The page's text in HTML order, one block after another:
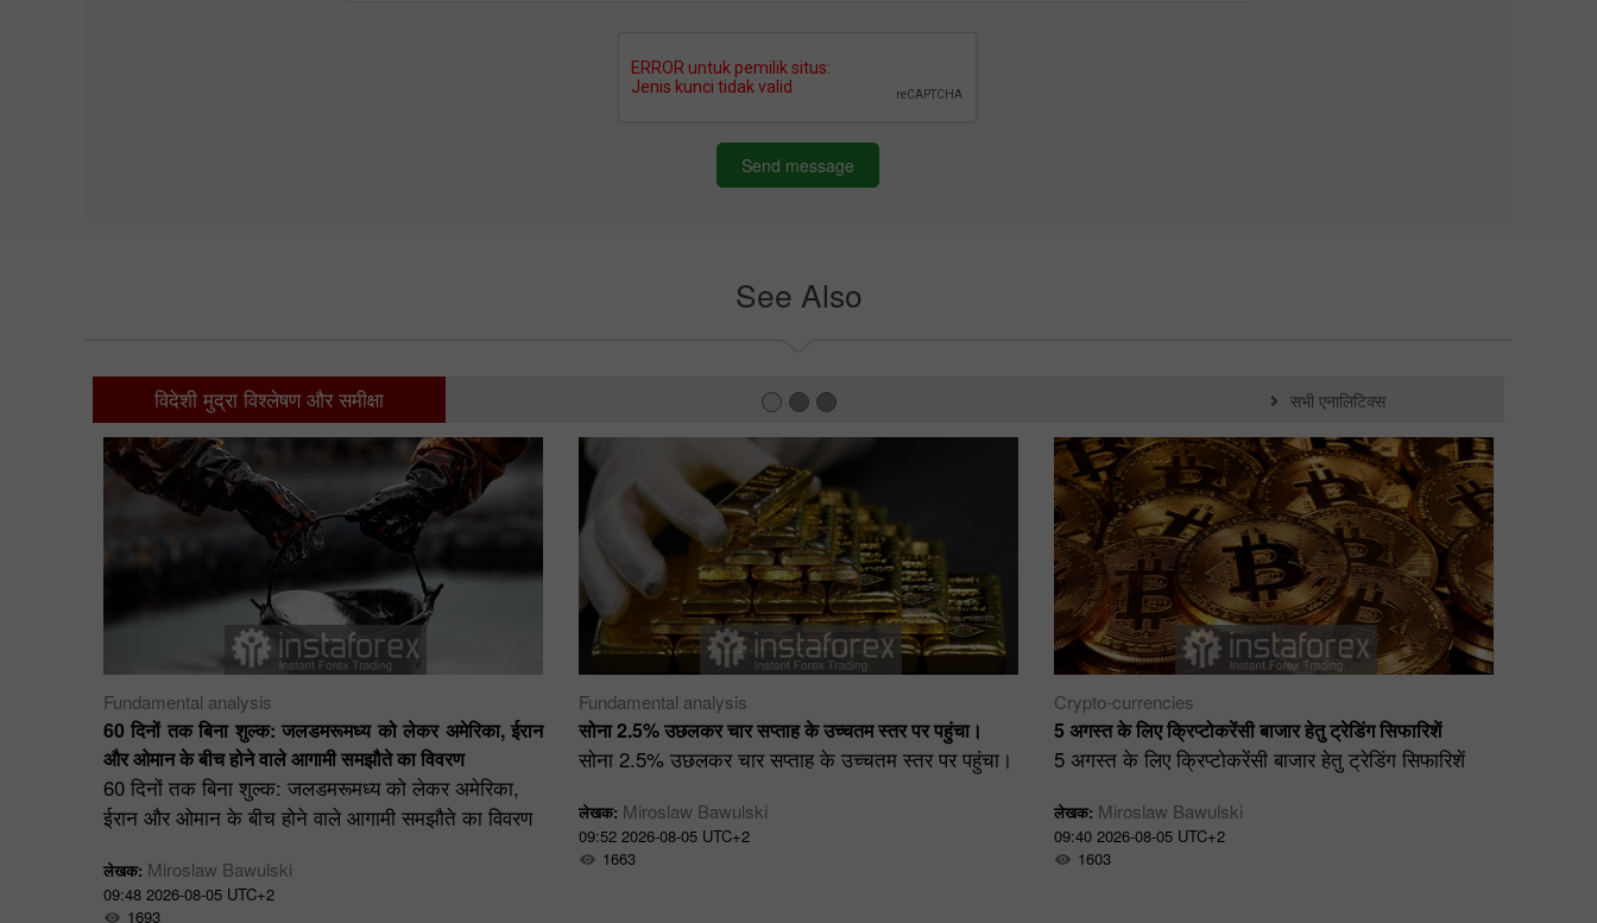
Send message
See Also
विदेशी मुद्रा विश्लेषण और समीक्षा सभी एनालिटिक्स
Fundamental analysis
60 दिनों तक बिना शुल्क: जलडमरूमध्य को लेकर अमेरिका, ईरान
और ओमान के बीच होने वाले आगामी समझौते का विवरण
60 दिनों तक बिना शुल्क: जलडमरूमध्य को लेकर अमेरिका,
ईरान और ओमान के बीच होने वाले आगामी समझौते का विवरण
लेखक: Miroslaw Bawulski
09:48 2026-08-05 UTC+2
1693
Fundamental analysis
सोना 2.5% उछलकर चार सप्ताह के उच्चतम स्तर पर पहुंचा।
सोना 2.5% उछलकर चार सप्ताह के उच्चतम स्तर पर पहुंचा।
लेखक: Miroslaw Bawulski
09:52 2026-08-05 UTC+2
1663
Crypto-currencies
5 अगस्त के लिए क्रिप्टोकरेंसी बाजार हेतु ट्रेडिंग सिफारिशें
5 अगस्त के लिए क्रिप्टोकरेंसी बाजार हेतु ट्रेडिंग सिफारिशें
लेखक: Miroslaw Bawulski
09:40 2026-08-05 UTC+2
1603